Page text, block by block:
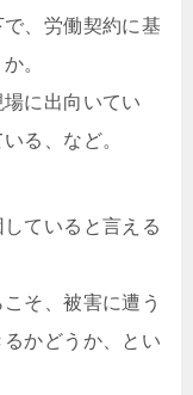
、労働契約に基
。
に出向いてい
る、など。
ていると言える
そ、被害に遭う
かどうか、とい